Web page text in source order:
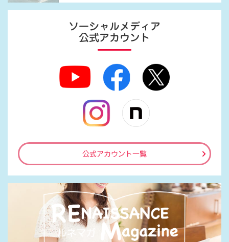
ソーシャルメディア
公式アカウント
公式アカウント一覧